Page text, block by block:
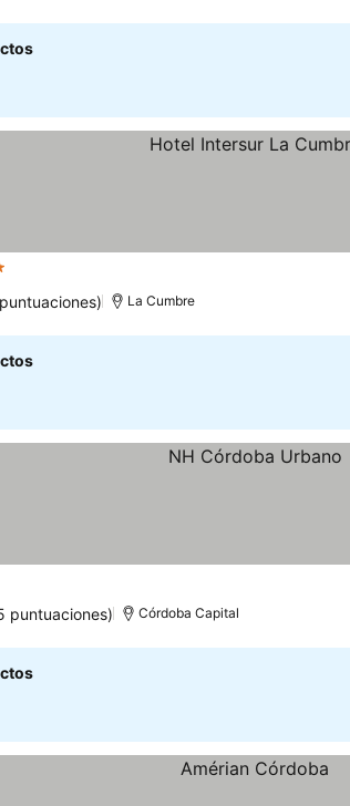
La Cumbre
puntuaciones) Córdoba Capital